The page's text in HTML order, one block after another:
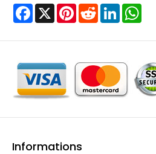
Facebook
X PinterestRedditLinkedIn
Informations